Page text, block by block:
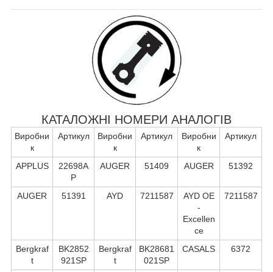
КАТАЛОЖНІ НОМЕРИ АНАЛОГІВ
Виробни
к
Артикул
Виробни
к
Артикул
Виробни
к
Артикул
APPLUS
22698A
P
AUGER 51409 AUGER 51392
AUGER 51391 AYD 7211587
AYD OE
-
Excellen
ce
7211587
Bergkraf
t
BK2852
921SP
Bergkraf
t
BK28681
021SP
CASALS 6372